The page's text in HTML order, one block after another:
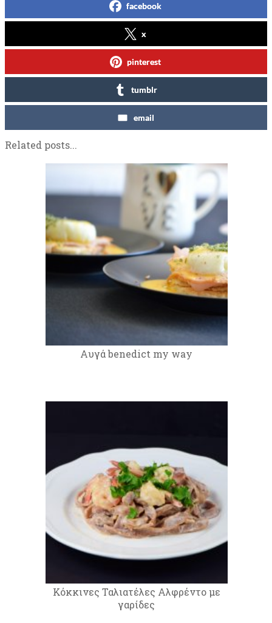
facebook
x
pinterest
tumblr
email
Related posts...
Aυγά benedict my way
Κόκκινες Ταλιατέλες Αλφρέντο με
γαρίδες